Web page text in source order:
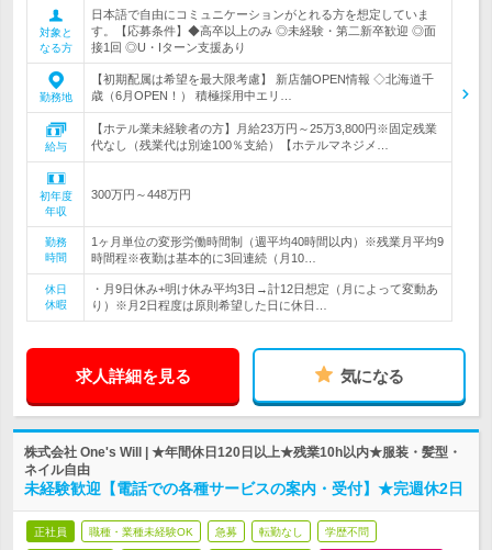
対象と
なる方
日本語で自由にコミュニケーションがとれる方を想定していま
す。【応募条件】◆高卒以上のみ ◎未経験・第二新卒歓迎 ◎面
接1回 ◎U・Iターン支援あり
勤務地
【初期配属は希望を最大限考慮】 新店舗OPEN情報 ◇北海道千
歳（6月OPEN！） 積極採用中エリ…
給与
【ホテル業未経験者の方】月給23万円～25万3,800円※固定残業
代なし（残業代は別途100％支給）【ホテルマネジメ…
初年度
年収
300万円～448万円
勤務
時間
1ヶ月単位の変形労働時間制（週平均40時間以内）※残業月平均9
時間程※夜勤は基本的に3回連続（月10…
休日
休暇
・月9日休み+明け休み平均3日→計12日想定（月によって変動あ
り）※月2日程度は原則希望した日に休日…
求人詳細を見る 気になる
株式会社 One's Will | ★年間休日120日以上★残業10h以内★服装・髪型・
ネイル自由
未経験歓迎【電話での各種サービスの案内・受付】★完週休2日
正社員 職種・業種未経験OK 急募 転勤なし 学歴不問